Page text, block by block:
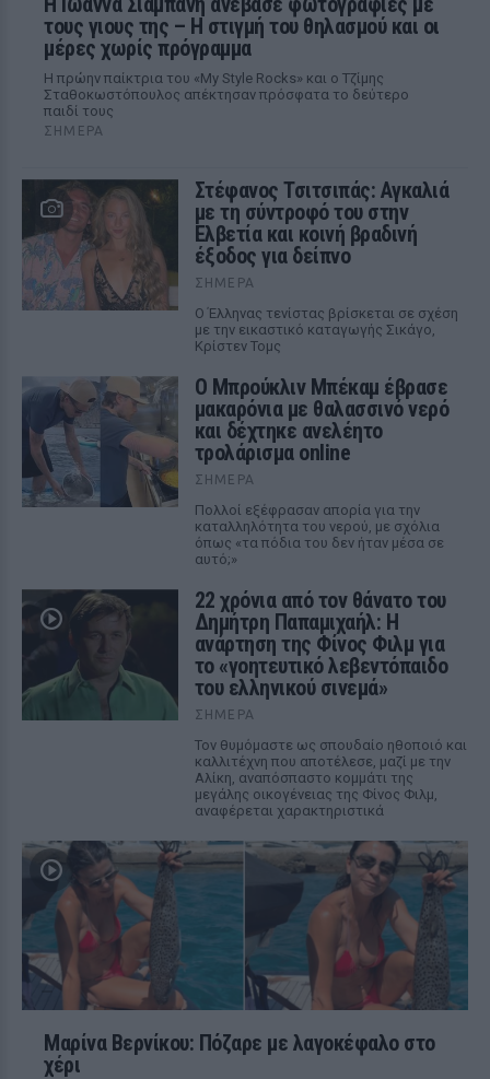
τους γιους της – Η στιγμή του θηλασμού και οι
μέρες χωρίς πρόγραμμα
Η πρώην παίκτρια του «My Style Rocks» και ο Τζίμης
Σταθοκωστόπουλος απέκτησαν πρόσφατα το δεύτερο
παιδί τους
ΣΉΜΕΡΑ
Στέφανος Τσιτσιπάς: Αγκαλιά
με τη σύντροφό του στην
Ελβετία και κοινή βραδινή
έξοδος για δείπνο
ΣΉΜΕΡΑ
Ο Έλληνας τενίστας βρίσκεται σε σχέση
με την εικαστικό καταγωγής Σικάγο,
Κρίστεν Τομς
Ο Μπρούκλιν Μπέκαμ έβρασε
μακαρόνια με θαλασσινό νερό
και δέχτηκε ανελέητο
τρολάρισμα online
ΣΉΜΕΡΑ
Πολλοί εξέφρασαν απορία για την
καταλληλότητα του νερού, με σχόλια
όπως «τα πόδια του δεν ήταν μέσα σε
αυτό;»
22 χρόνια από τον θάνατο του
Δημήτρη Παπαμιχαήλ: Η
ανάρτηση της Φίνος Φιλμ για
το «γοητευτικό λεβεντόπαιδο
του ελληνικού σινεμά»
ΣΉΜΕΡΑ
Τον θυμόμαστε ως σπουδαίο ηθοποιό και
καλλιτέχνη που αποτέλεσε, μαζί με την
Αλίκη, αναπόσπαστο κομμάτι της
μεγάλης οικογένειας της Φίνος Φιλμ,
αναφέρεται χαρακτηριστικά
Μαρίνα Βερνίκου: Πόζαρε με λαγοκέφαλο στο
χέρι